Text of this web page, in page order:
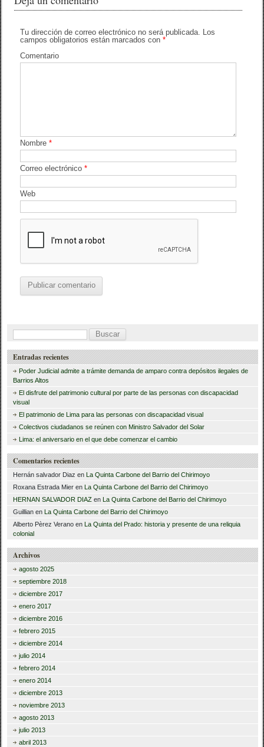
Tu dirección de correo electrónico no será publicada. Los
campos obligatorios están marcados con*
Comentario
Nombre*
Correo electrónico*
Web
B
u
s
c
a
r
:
Entradas recientes
Poder Judicial admite a trámite demanda de amparo contra depósitos ilegales de
Barrios Altos
El disfrute del patrimonio cultural por parte de las personas con discapacidad
visual
El patrimonio de Lima para las personas con discapacidad visual
Colectivos ciudadanos se reúnen con Ministro Salvador del Solar
Lima: el aniversario en el que debe comenzar el cambio
Comentarios recientes
Hernán salvador Diaz en La Quinta Carbone del Barrio del Chirimoyo
Roxana Estrada Mier en La Quinta Carbone del Barrio del Chirimoyo
HERNAN SALVADOR DIAZ en La Quinta Carbone del Barrio del Chirimoyo
Guillian en La Quinta Carbone del Barrio del Chirimoyo
Alberto Pèrez Verano en La Quinta del Prado: historia y presente de una reliquia
colonial
Archivos
agosto 2025
septiembre 2018
diciembre 2017
enero 2017
diciembre 2016
febrero 2015
diciembre 2014
julio 2014
febrero 2014
enero 2014
diciembre 2013
noviembre 2013
agosto 2013
julio 2013
abril 2013